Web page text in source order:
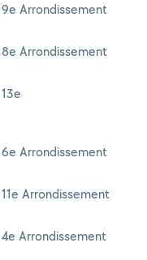
Arrondissement
Arrondissement
Arrondissement
Arrondissement
Arrondissement